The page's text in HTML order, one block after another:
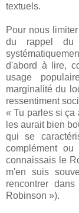
textuels.
Pour nous
du rappel du
d'abord à lire,
usage
marginalité du
ressentiment
« Tu parles si ça
les aurait bien
qui se
complément
connaissais le
m'en suis
rencontrer
Robinson »).